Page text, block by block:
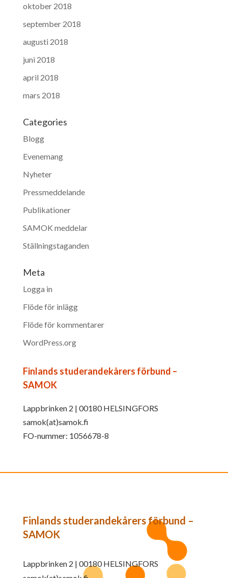
oktober 2018
september 2018
augusti 2018
juni 2018
april 2018
mars 2018
Categories
Blogg
Evenemang
Nyheter
Pressmeddelande
Publikationer
SAMOK meddelar
Ställningstaganden
Meta
Logga in
Flöde för inlägg
Flöde för kommentarer
WordPress.org
Finlands studerandekårers förbund –
SAMOK
Lappbrinken 2 | 00180 HELSINGFORS
samok(at)samok.fi
FO-nummer: 1056678-8
Finlands studerandekårers förbund –
SAMOK
Lappbrinken 2 | 00180 HELSINGFORS